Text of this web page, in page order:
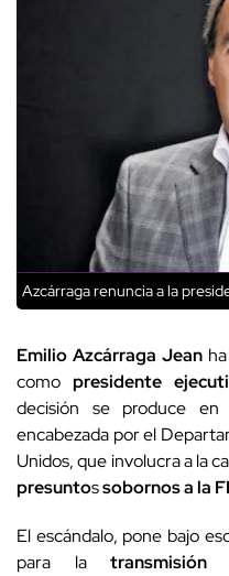
Azcárraga renuncia a la
Emilio Azcárraga Jean
como presidente
decisión se produce
encabezada por el
Unidos, que involucra a la
presuntossobornos a la
El escándalo, pone bajo
para la